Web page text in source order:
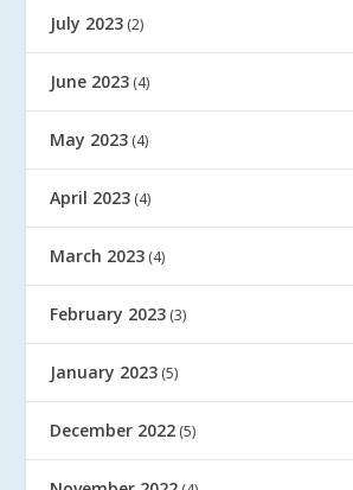
July 2023 (2)
June 2023 (4)
May 2023 (4)
April 2023 (4)
March 2023 (4)
February 2023 (3)
January 2023 (5)
December 2022 (5)